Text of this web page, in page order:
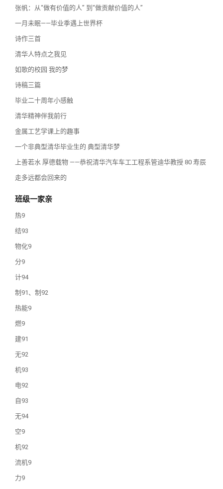
张帆：从“做有价值的人” 到“做贡献价值的人”
一月未眠——毕业季遇上世界杯
诗作三首
清华人特点之我见
如歌的校园 我的梦
诗稿三篇
毕业二十周年小感触
清华精神伴我前行
金属工艺学课上的趣事
一个非典型清华毕业生的 典型清华梦
上善若水 厚德载物 ——恭祝清华汽⻋车⼯工程系管迪华教授 80 寿辰
走多远都会回来的
班级一家亲
热9
结93
物化9
分9
计94
制91、制92
热能9
燃9
建91
无92
机93
电92
自93
无94
空9
机92
流机9
力9